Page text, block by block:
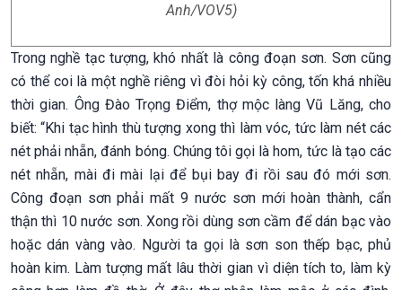
Anh/VOV5)
Trong nghề tạc tượng, khó nhất là công đoạn sơn. Sơn cũng
có thể coi là một nghề riêng vì đòi hỏi kỳ công, tốn khá nhiều
thời gian. Ông Đào Trọng Điểm, thợ mộc làng Vũ Lăng, cho
biết: “Khi tạc hình thù tượng xong thì làm vóc, tức làm nét các
nét phải nhẵn, đánh bóng. Chúng tôi gọi là hom, tức là tạo các
nét nhẵn, mài đi mài lại để bụi bay đi rồi sau đó mới sơn.
Công đoạn sơn phải mất 9 nước sơn mới hoàn thành, cẩn
thận thì 10 nước sơn. Xong rồi dùng sơn cầm để dán bạc vào
hoặc dán vàng vào. Người ta gọi là sơn son thếp bạc, phủ
hoàn kim. Làm tượng mất lâu thời gian vì diện tích to, làm kỳ